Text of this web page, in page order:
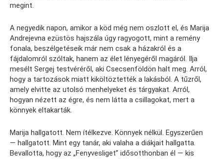
megint.
A negyedik napon, amikor a köd még nem oszlott el, és Marija
Andrejevna ezüstös hajszála úgy ragyogott, mint a remény
fonala, beszélgetéseik már nem csak a házakról és a
fájdalomról szóltak, hanem az élet lényegéről magáról. Ilja
mesélt Sergej testvéréről, aki Csecsenföldön halt meg. Arról,
hogy a tartozások miatt kiköltöztették a lakásból. A tűzről,
amely elvitte az utolsó menhelyeket és tárgyakat. Arról,
hogyan nézett az égre, és nem látta a csillagokat, mert a
könnyek eltakarták.
Marija hallgatott. Nem ítélkezve. Könnyek nélkül. Egyszerűen
— hallgatott. Mint egy tanár, aki valaha a diákjait hallgatta.
Bevallotta, hogy az „Fenyvesliget” idősotthonban él — kis